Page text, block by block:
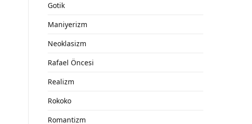
Gotik
Maniyerizm
Neoklasizm
Rafael Öncesi
Realizm
Rokoko
Romantizm